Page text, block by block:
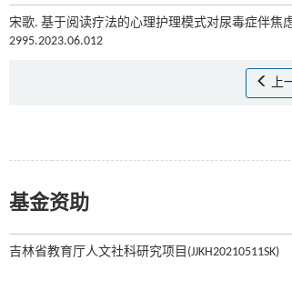
宋歌. 基于阅读疗法的心理护理模式对尿毒症伴焦
2995.2023.06.012
上
基金资助
吉林省教育厅人文社科研究项目(JJKH20210511SK)